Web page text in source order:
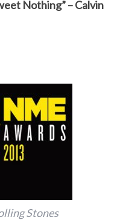
Nothing” – Calvin
Stones